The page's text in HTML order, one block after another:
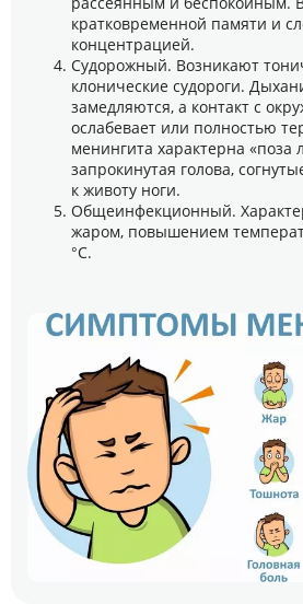
кратковременной памяти и
концентрацией.
Судорожный. Возникают
клонические судороги.
замедляются, а контакт с
ослабевает или полностью
менингита характерна «поза
запрокинутая голова,
к животу ноги.
Общеинфекционный.
жаром, повышением
°C.